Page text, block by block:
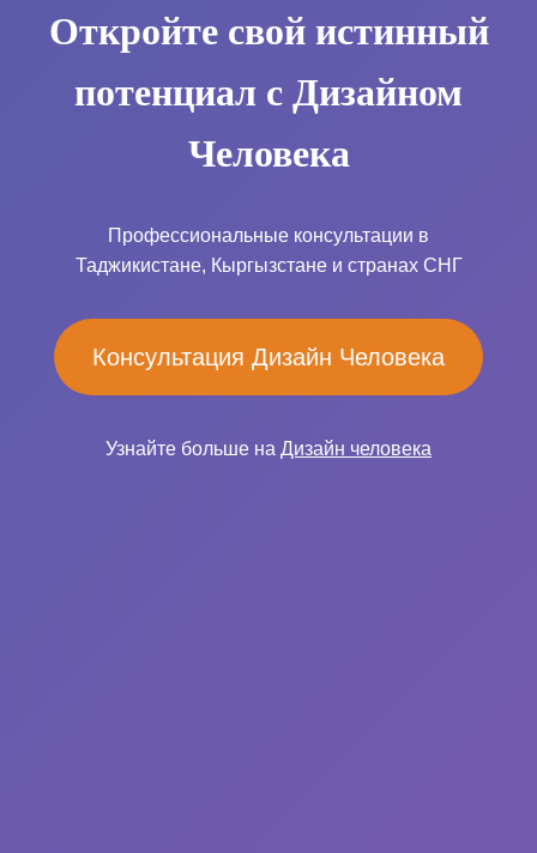
Откройте свой истинный
потенциал с Дизайном
Человека
Профессиональные консультации в
Таджикистане, Кыргызстане и странах СНГ
Консультация Дизайн Человека
Узнайте больше на Дизайн человека